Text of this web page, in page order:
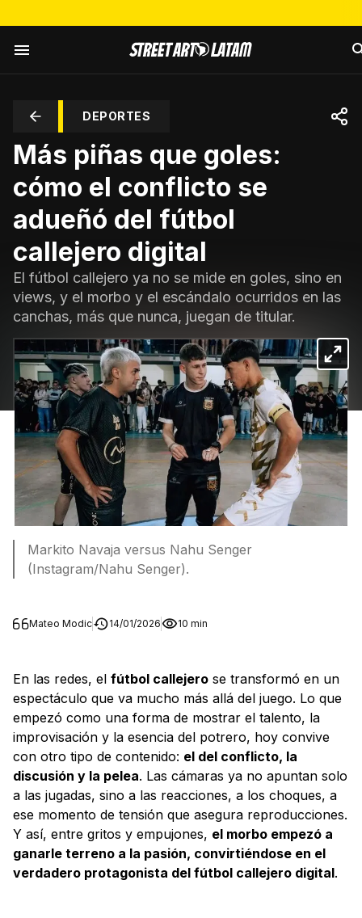
DEPORTES
Más piñas que goles:
cómo el conflicto se
adueñó del fútbol
callejero digital
El fútbol callejero ya no se mide en goles, sino en
views, y el morbo y el escándalo ocurridos en las
canchas, más que nunca, juegan de titular.
Markito Navaja versus Nahu Senger
(Instagram/Nahu Senger).
Mateo Modic 14/01/2026 10 min
En las redes, el fútbol callejero se transformó en un
espectáculo que va mucho más allá del juego. Lo que
empezó como una forma de mostrar el talento, la
improvisación y la esencia del potrero, hoy convive
con otro tipo de contenido: el del conflicto, la
discusión y la pelea. Las cámaras ya no apuntan solo
a las jugadas, sino a las reacciones, a los choques, a
ese momento de tensión que asegura reproducciones.
Y así, entre gritos y empujones, el morbo empezó a
ganarle terreno a la pasión, convirtiéndose en el
verdadero protagonista del fútbol callejero digital.